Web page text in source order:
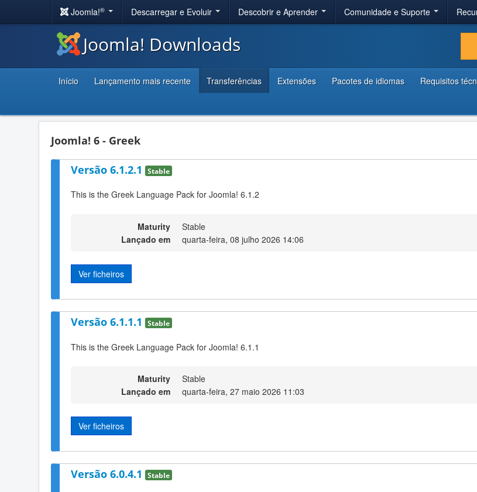
Joomla!® Descarregar e Evoluir Descobrir e Aprender Comunidade e Suporte
Joomla! Downloads
Início Lançamento mais recente Transferências Extensões Pacotes de idiomas Requisitos
Joomla! 6 - Greek
Versão 6.1.2.1 Stable
This is the Greek Language Pack for Joomla! 6.1.2
Maturity
Stable
Lançado em
quarta-feira, 08 julho 2026 14:06
Ver ficheiros
Versão 6.1.1.1 Stable
This is the Greek Language Pack for Joomla! 6.1.1
Maturity
Stable
Lançado em
quarta-feira, 27 maio 2026 11:03
Ver ficheiros
Versão 6.0.4.1 Stable